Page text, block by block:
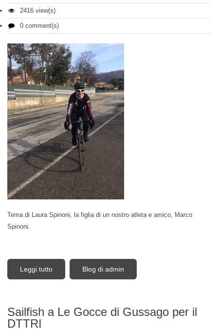
2416 view(s)
0 comment(s)
Tema di Laura Spinoni, la figlia di un nostro atleta e amico, Marco
Spinoni.
Leggi tutto su Tema, Questo è il mio papà, pratica il triathlon
Blog di admin
Sailfish a Le Gocce di Gussago per il
DTTRI